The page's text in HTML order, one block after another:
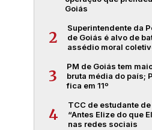
Goiás
2
Superintendente da
de Goiás é alvo de
assédio moral
3
PM de Goiás tem
bruta média do país;
fica em 11º
4
TCC de estudante
“Antes Elize do que
nas redes sociais